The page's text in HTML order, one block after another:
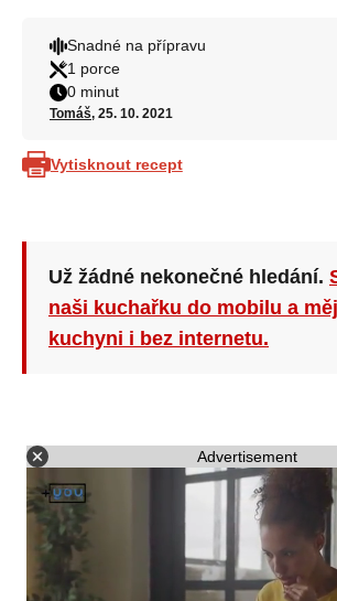
Snadné na přípravu
1 porce
0 minut
Tomáš, 25. 10. 2021
Vytisknout recept
Už žádné nekonečné hledání.
naši kuchařku do mobilu a
kuchyni i bez internetu.
Advertisement